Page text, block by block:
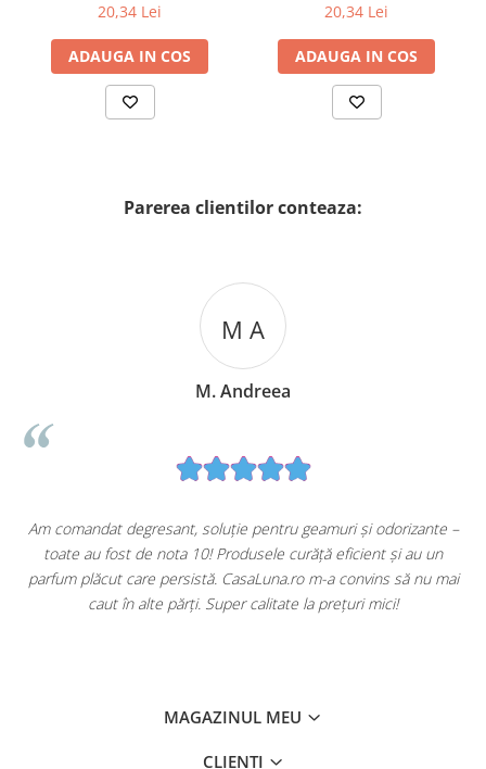
20,34 Lei
ADAUGA IN COS
20,34 Lei
ADAUGA IN COS
Parerea clientilor conteaza:
M A
M. Andreea
Am comandat degresant, soluție pentru geamuri și odorizante –
toate au fost de nota 10! Produsele curăță eficient și au un
parfum plăcut care persistă. CasaLuna.ro m-a convins să nu mai
caut în alte părți. Super calitate la prețuri mici!
MAGAZINUL MEU
CLIENTI